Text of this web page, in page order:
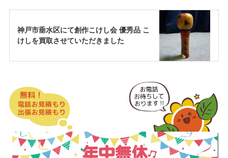
神戸市垂水区にて創作こけし会 優秀品 こ
けしを買取させていただきました